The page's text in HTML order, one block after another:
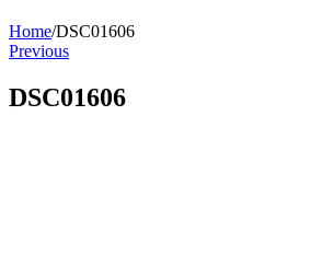
Home/DSC01606
Previous
DSC01606